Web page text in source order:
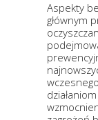
Aspekty
głównym